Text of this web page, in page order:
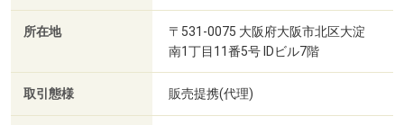
所在地
〒531-0075 大阪府大阪市北区大淀
南1丁目11番5号 IDビル7階
取引態様 販売提携(代理)